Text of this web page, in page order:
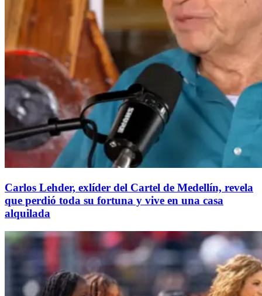
Carlos Lehder, exlíder del Cartel de Medellín, revela
que perdió toda su fortuna y vive en una casa
alquilada